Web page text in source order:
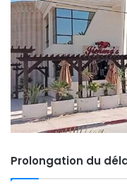
Prolongation du